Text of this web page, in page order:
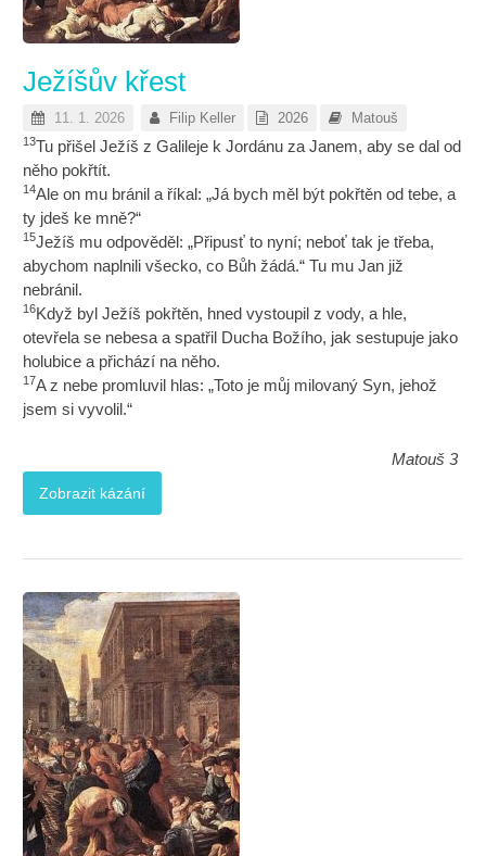
Ježíšův křest
11. 1. 2026 Filip Keller 2026 Matouš
13Tu přišel Ježíš z Galileje k Jordánu za Janem, aby se dal od
něho pokřtít.
14Ale on mu bránil a říkal: „Já bych měl být pokřtěn od tebe, a
ty jdeš ke mně?“
15Ježíš mu odpověděl: „Připusť to nyní; neboť tak je třeba,
abychom naplnili všecko, co Bůh žádá.“ Tu mu Jan již
nebránil.
16Když byl Ježíš pokřtěn, hned vystoupil z vody, a hle,
otevřela se nebesa a spatřil Ducha Božího, jak sestupuje jako
holubice a přichází na něho.
17A z nebe promluvil hlas: „Toto je můj milovaný Syn, jehož
jsem si vyvolil.“
Matouš 3
Zobrazit kázání